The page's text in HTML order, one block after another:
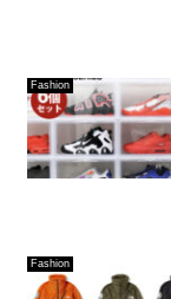
Fashion
Fashion